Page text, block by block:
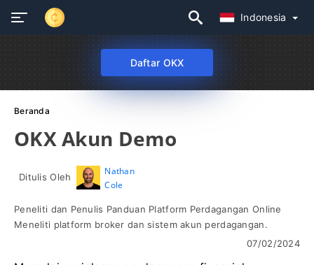
Indonesia
Daftar OKX
Beranda
OKX Akun Demo
Ditulis Oleh
Nathan
Cole
Peneliti dan Penulis Panduan Platform Perdagangan Online
Meneliti platform broker dan sistem akun perdagangan.
07/02/2024